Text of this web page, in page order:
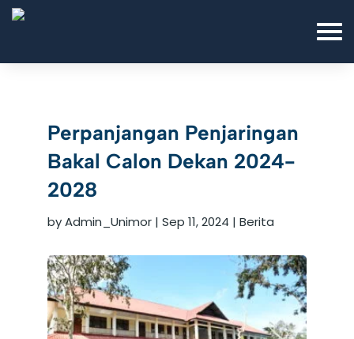
Perpanjangan Penjaringan
Bakal Calon Dekan 2024-
2028
byAdmin_Unimor| Sep 11, 2024 | Berita